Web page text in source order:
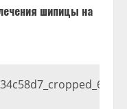
шипицы на